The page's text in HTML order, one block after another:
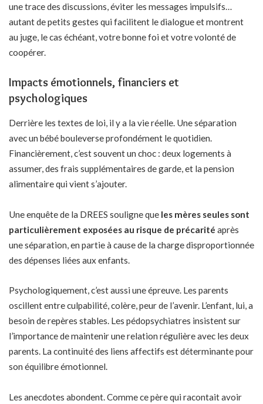
une trace des discussions, éviter les messages impulsifs…
autant de petits gestes qui facilitent le dialogue et montrent
au juge, le cas échéant, votre bonne foi et votre volonté de
coopérer.
Impacts émotionnels, financiers et
psychologiques
Derrière les textes de loi, il y a la vie réelle. Une séparation
avec un bébé bouleverse profondément le quotidien.
Financièrement, c’est souvent un choc : deux logements à
assumer, des frais supplémentaires de garde, et la pension
alimentaire qui vient s’ajouter.
Une enquête de la DREES souligne que les mères seules sont
particulièrement exposées au risque de précarité après
une séparation, en partie à cause de la charge disproportionnée
des dépenses liées aux enfants.
Psychologiquement, c’est aussi une épreuve. Les parents
oscillent entre culpabilité, colère, peur de l’avenir. L’enfant, lui, a
besoin de repères stables. Les pédopsychiatres insistent sur
l’importance de maintenir une relation régulière avec les deux
parents. La continuité des liens affectifs est déterminante pour
son équilibre émotionnel.
Les anecdotes abondent. Comme ce père qui racontait avoir